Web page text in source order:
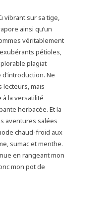
vibrant sur sa tige,
ainsi qu’un
véritablement
pétioles,
plagiat
Ne
lecteurs, mais
à la versatilité
herbacée. Et la
aventures salées
chaud-froid aux
sumac et menthe.
en rangeant mon
mon pot de